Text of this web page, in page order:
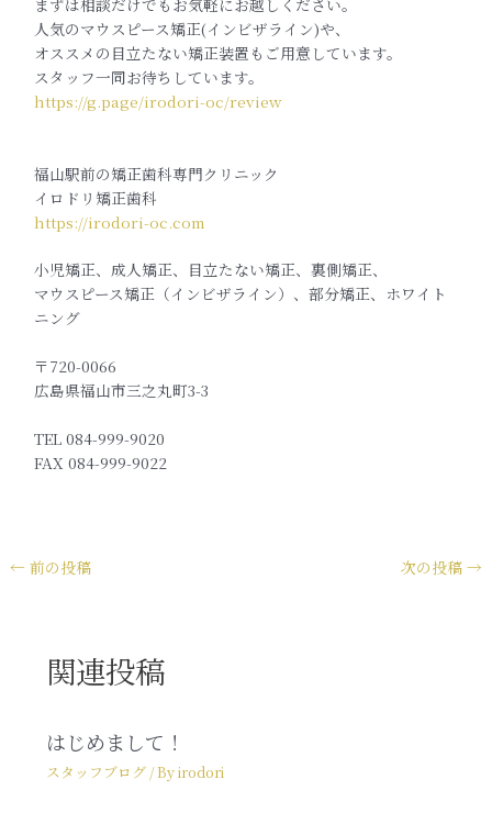
人気のマウスピース矯正(インビザライン)や、
オススメの目立たない矯正装置もご用意しています。
スタッフ一同お待ちしています。
https://g.page/irodori-oc/review
福山駅前の矯正歯科専門クリニック
イロドリ矯正歯科
https://irodori-oc.com
小児矯正、成人矯正、目立たない矯正、裏側矯正、
マウスピース矯正（インビザライン）、部分矯正、ホワイト
ニング
〒720-0066
広島県福山市三之丸町3-3
TEL 084-999-9020
FAX 084-999-9022
← 前の投稿 次の投稿 →
関連投稿
はじめまして！
スタッフブログ/ Byirodori